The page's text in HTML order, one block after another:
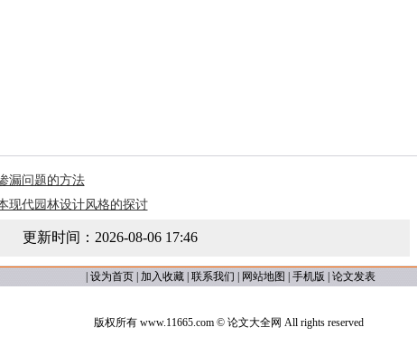
漏问题的方法
现代园林设计风格的探讨
更新时间： 2026-08-06 17:46
设为首页 加入收藏| 联系我们 网站地图 手机版 论文发表
版权所有 www.11665.com © 论文大全网 All rights reserved